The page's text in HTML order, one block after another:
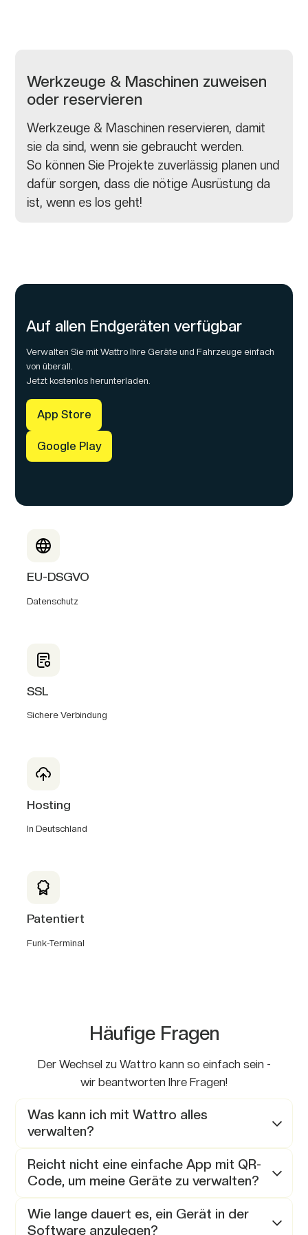
Werkzeuge & Maschinen zuweisen
oder reservieren
Werkzeuge & Maschinen reservieren, damit
sie da sind, wenn sie gebraucht werden.
So können Sie Projekte zuverlässig planen und
dafür sorgen, dass die nötige Ausrüstung da
ist, wenn es los geht!
Auf allen Endgeräten verfügbar
Verwalten Sie mit Wattro Ihre Geräte und Fahrzeuge einfach
von überall.
Jetzt kostenlos herunterladen.
App Store
Google Play
EU-DSGVO
Datenschutz
SSL
Sichere Verbindung
Hosting
In Deutschland
Patentiert
Funk-Terminal
Häufige Fragen
Der Wechsel zu Wattro kann so einfach sein -
wir beantworten Ihre Fragen!
Was kann ich mit Wattro alles
verwalten?
Mit Wattro verwalten Sie Ihren gesamten Geräte-
und Fuhrpark von Werkzeugen und Maschinen bis
zu Fahrzeugen, Anhängern und Baumaschinen.
Zusätzlich dokumentieren Sie Defekte, Prüfungen,
Zertifikate und wichtige Dokumente direkt am
Reicht nicht eine einfache App mit QR-
Code, um meine Geräte zu verwalten?
Geräte erfassen können Sie damit. Der Knackpunkt
ist die Information, die sich täglich ändert: Wer hat
Wie lange dauert es, ein Gerät in der
Software anzulegen?